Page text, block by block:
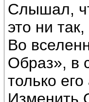
Слышал,
это ни
Во
Образ», в
только